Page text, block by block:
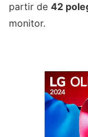
partir de 42
monitor.